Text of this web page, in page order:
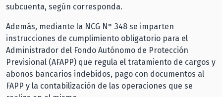
subcuenta, según corresponda.
Además, mediante la NCG N° 348 se imparten
instrucciones de cumplimiento obligatorio para el
Administrador del Fondo Autónomo de Protección
Previsional (AFAPP) que regula el tratamiento de cargos y
abonos bancarios indebidos, pago con documentos al
FAPP y la contabilización de las operaciones que se